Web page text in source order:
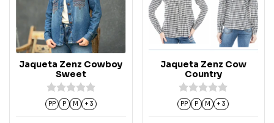
Jaqueta Zenz Cowboy
Sweet
PP P M + 3
Jaqueta Zenz Cow
Country
PP P M + 3